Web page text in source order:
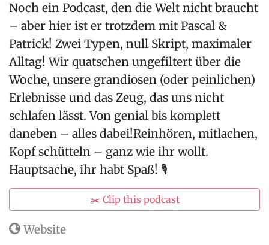
Noch ein Podcast, den die Welt nicht braucht
– aber hier ist er trotzdem mit Pascal &
Patrick! Zwei Typen, null Skript, maximaler
Alltag! Wir quatschen ungefiltert über die
Woche, unsere grandiosen (oder peinlichen)
Erlebnisse und das Zeug, das uns nicht
schlafen lässt. Von genial bis komplett
daneben – alles dabei!Reinhören, mitlachen,
Kopf schütteln – ganz wie ihr wollt.
Hauptsache, ihr habt Spaß! 🎙
✂️ Clip this podcast
Website